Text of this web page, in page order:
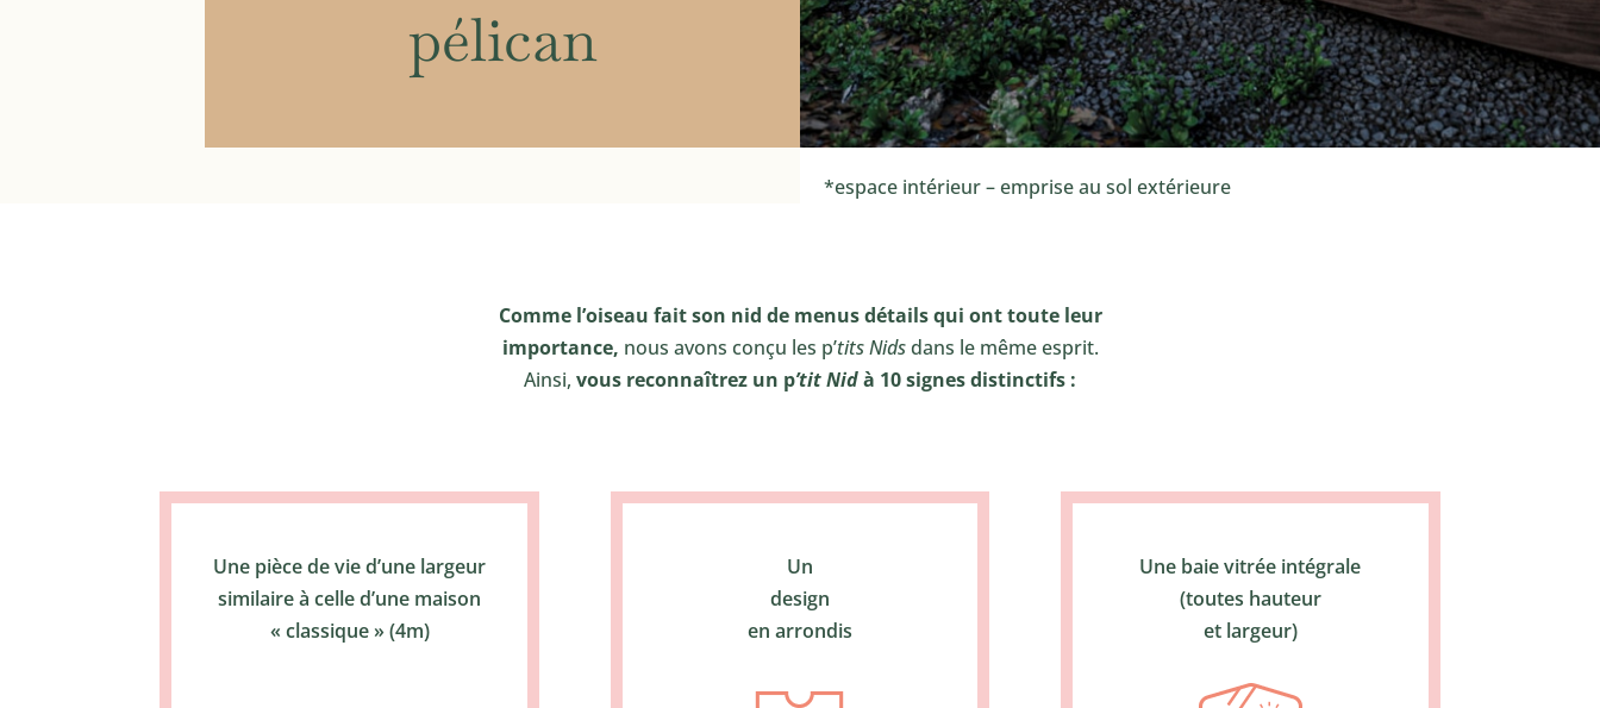
pélican
*espace intérieur – emprise au sol extérieure
Comme l’oiseau fait son nid de menus détails qui ont toute leur
importance, nous avons conçu les p’tits Nidsdans le même esprit.
Ainsi, vous reconnaîtrez un p’tit Nidà 10 signes distinctifs :
Une pièce de vie d’une largeur
similaire à celle d’une maison
« classique » (4m)
Un
design
en arrondis
Une baie vitrée intégrale
(toutes hauteur
et largeur)